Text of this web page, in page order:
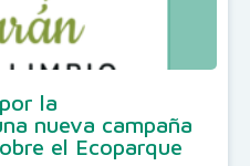
la
nueva campaña
el Ecoparque